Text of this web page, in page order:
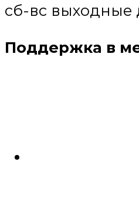
сб-вс выходные
Поддержка в